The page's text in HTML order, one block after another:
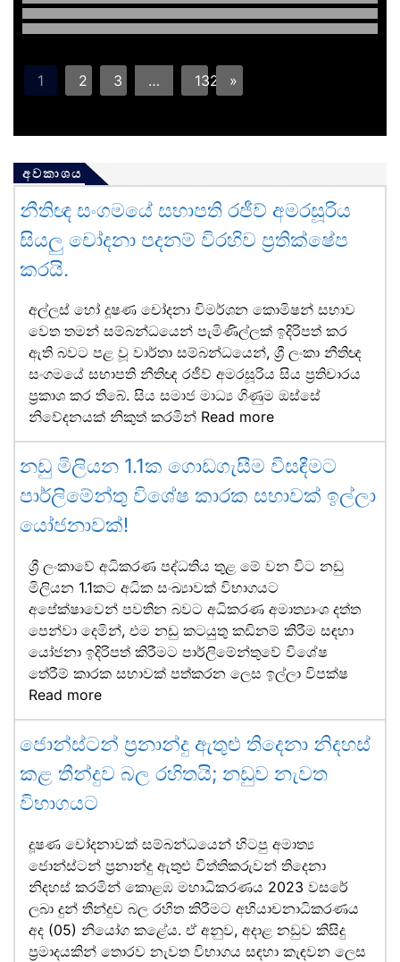
1 2 3 … 132 »
අවකාශය
නීතිඥ සංගමයේ සභාපති රජීව් අමරසූරිය
සියලු චෝදනා පදනම් විරහිව ප්‍රතික්ෂේප
කරයි.
අල්ලස් හෝ දූෂණ චෝදනා විමර්ශන කොමිෂන් සභාව
වෙත තමන් සම්බන්ධයෙන් පැමිණිල්ලක් ඉදිරිපත් කර
ඇති බවට පළ වූ වාර්තා සම්බන්ධයෙන්, ශ්‍රී ලංකා නීතිඥ
සංගමයේ සභාපති නීතිඥ රජීව් අමරසූරිය සිය ප්‍රතිචාරය
ප්‍රකාශ කර තිබේ. සිය සමාජ මාධ්‍ය ගිණුම ඔස්සේ
නිවේදනයක් නිකුත් කරමින් Read more
නඩු මිලියන 1.1ක ගොඩගැසීම විසඳීමට
පාර්ලිමේන්තු විශේෂ කාරක සභාවක් ඉල්ලා
යෝජනාවක්!
ශ්‍රී ලංකාවේ අධිකරණ පද්ධතිය තුළ මේ වන විට නඩු
මිලියන 1.1කට අධික සංඛ්‍යාවක් විභාගයට
අපේක්ෂාවෙන් පවතින බවට අධිකරණ අමාත්‍යාංශ දත්ත
පෙන්වා දෙමින්, එම නඩු කටයුතු කඩිනම් කිරීම සඳහා
යෝජනා ඉදිරිපත් කිරීමට පාර්ලිමේන්තුවේ විශේෂ
තේරීම් කාරක සභාවක් පත්කරන ලෙස ඉල්ලා විපක්ෂ
Read more
ජොන්ස්ටන් ප්‍රනාන්දු ඇතුළු තිදෙනා නිදහස්
කළ තීන්දුව බල රහිතයි; නඩුව නැවත
විභාගයට
දූෂණ චෝදනාවක් සම්බන්ධයෙන් හිටපු අමාත්‍ය
ජොන්ස්ටන් ප්‍රනාන්දු ඇතුළු විත්තිකරුවන් තිදෙනා
නිදහස් කරමින් කොළඹ මහාධිකරණය 2023 වසරේ
ලබා දුන් තීන්දුව බල රහිත කිරීමට අභියාචනාධිකරණය
අද (05) නියෝග කළේය. ඒ අනුව, අදාළ නඩුව කිසිදු
ප්‍රමාදයකින් තොරව නැවත විභාගය සඳහා කැඳවන ලෙස